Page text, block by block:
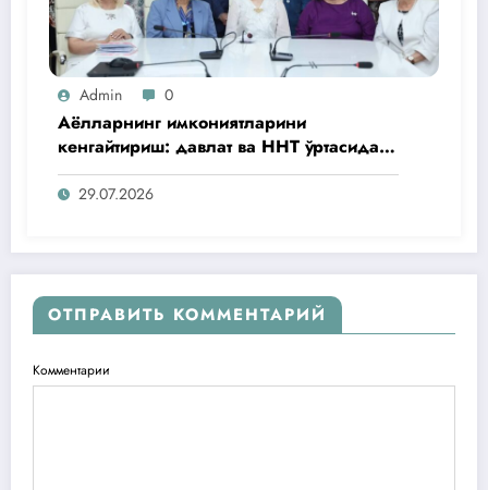
Admin 0
Аёлларнинг имкониятларини
кенгайтириш: давлат ва ННТ ўртасида
мулоқот/ Расширение возможностей
женщин: диалог государства и ННО
29.07.2026
ОТПРАВИТЬ КОММЕНТАРИЙ
Комментарии